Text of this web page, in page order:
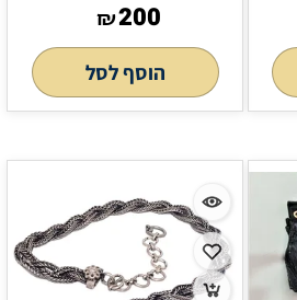
₪200
הוסף לסל